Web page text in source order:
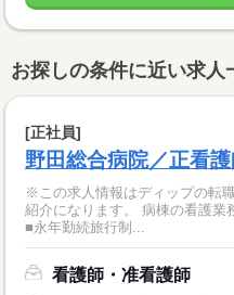
お探しの条件に近い求人
[正社員]
野田総合病院／正看
※この求人情報はディップの転
紹介になります。 病棟の看護業
■永年勤続旅行制...
看護師・准看護師